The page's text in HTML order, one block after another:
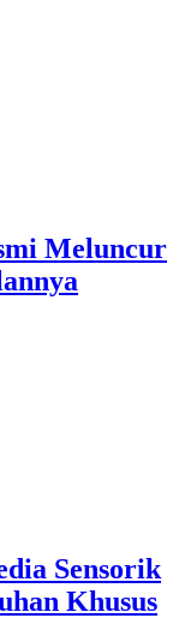
Meluncur
Sensorik
Khusus